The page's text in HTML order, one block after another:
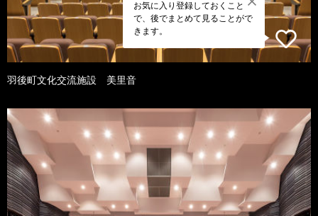
お気に入り登録しておくこと
で、後でまとめて見ることがで
きます。
羽後町文化交流施設 美里音